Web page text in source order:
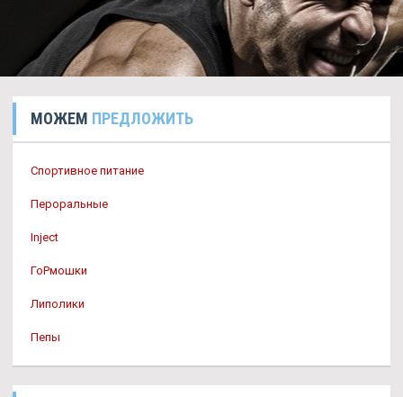
МОЖЕМ ПРЕДЛОЖИТЬ
Спортивное питание
Пероральные
Inject
ГоРмошки
Липолики
Пепы